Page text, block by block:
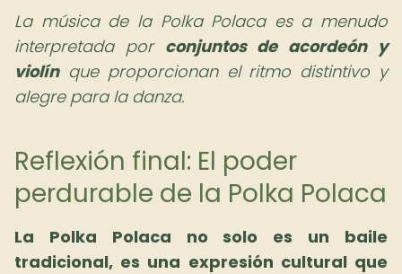
La música de la Polka Polaca es a menudo
interpretada por conjuntos de acordeón y
violínque proporcionan el ritmo distintivo y
alegre para la danza.
Reflexión final: El poder
perdurable de la Polka Polaca
La Polka Polaca no solo es un baile
tradicional, es una expresión cultural que